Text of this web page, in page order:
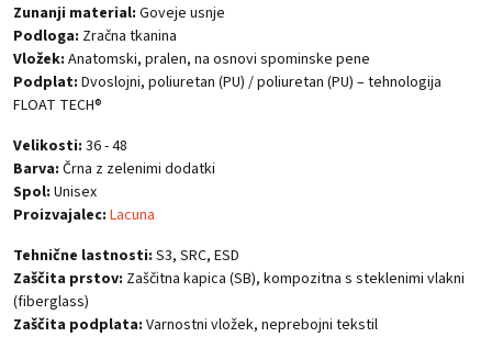
Zunanji material: Goveje usnje
Podloga: Zračna tkanina
Vložek: Anatomski, pralen, na osnovi spominske pene
Podplat: Dvoslojni, poliuretan (PU) / poliuretan (PU) – tehnologija
FLOAT TECH®
Velikosti: 36 - 48
Barva: Črna z zelenimi dodatki
Spol: Unisex
Proizvajalec: Lacuna
Tehnične lastnosti: S3, SRC, ESD
Zaščita prstov: Zaščitna kapica (SB), kompozitna s steklenimi vlakni
(fiberglass)
Zaščita podplata: Varnostni vložek, neprebojni tekstil